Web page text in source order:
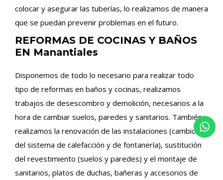
colocar y asegurar las tuberías, lo realizamos de manera
que se puedan prevenir problemas en el futuro.
REFORMAS DE COCINAS Y BAÑOS
EN Manantiales
Disponemos de todo lo necesario para realizar todo
tipo de reformas en baños y cocinas, realizamos
trabajos de desescombro y demolición, necesarios a la
hora de cambiar suelos, paredes y sanitarios. También
realizamos la renovación de las instalaciones (cambio
del sistema de calefacción y de fontanería), sustitución
del revestimiento (suelos y paredes) y el montaje de
sanitarios, platos de duchas, bañeras y accesorios de